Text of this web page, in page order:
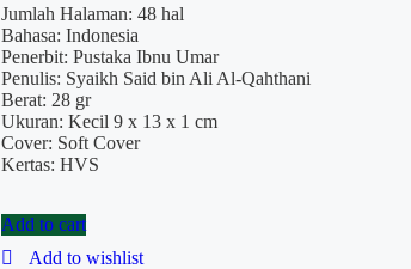
Jumlah Halaman: 48 hal
Bahasa: Indonesia
Penerbit: Pustaka Ibnu Umar
Penulis: Syaikh Said bin Ali Al-Qahthani
Berat: 28 gr
Ukuran: Kecil 9 x 13 x 1 cm
Cover: Soft Cover
Kertas: HVS
Add to cart
Add to wishlist